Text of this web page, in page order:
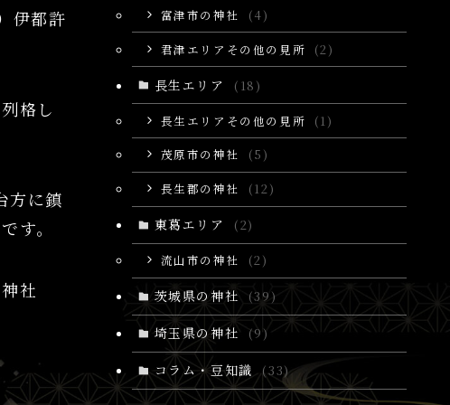
伊都許
格し
方に鎮
す。
社
富津市の神社
(4)
君津エリアその他の見所
(2)
長生エリア (18)
長生エリアその他の見所
(1)
茂原市の神社
(5)
長生郡の神社
(12)
東葛エリア (2)
流山市の神社 (2)
茨城県の神社 (39)
埼玉県の神社 (9)
コラム・豆知識 (33)